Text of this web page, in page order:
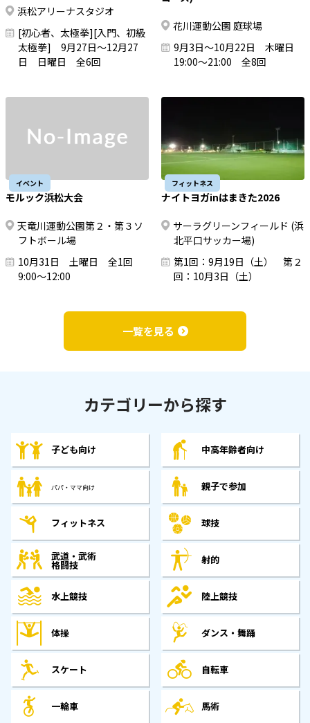
浜松アリーナスタジオ
[初心者、太極拳][入門、初級
太極拳] 9月27日～12月27
日 日曜日 全6回
花川運動公園 庭球場
9月3日～10月22日 木曜日
19:00～21:00 全8回
イベント
モルック浜松大会
天竜川運動公園第２・第３ソ
フトボール場
10月31日 土曜日 全1回
9:00～12:00
フィットネス
ナイトヨガinはまきた2026
サーラグリーンフィールド (浜
北平口サッカー場)
第1回：9月19日（土） 第２
回：10月3日（土）
一覧を見る
カテゴリーから探す
子ども向け 中高年齢者向け
パパ・ママ向け 親子で参加
フィットネス 球技
武道・武術
格闘技 射的
水上競技 陸上競技
体操 ダンス・舞踊
スケート 自転車
一輪車 馬術